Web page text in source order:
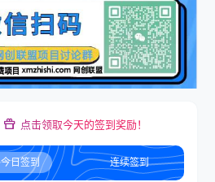
点击领取今天的签到奖励！
今日签到 连续签到